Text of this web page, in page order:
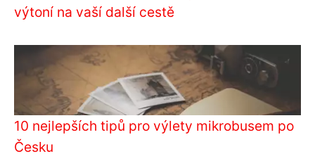
výtoní na vaší další cestě
10 nejlepších tipů pro výlety mikrobusem po
Česku